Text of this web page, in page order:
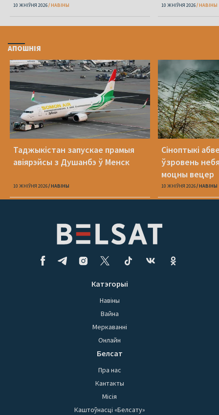
10 ЖНІЎНЯ 2026 НАВІНЫ 10 ЖНІЎНЯ 2026 НАВІНЫ
АПОШНІЯ
Таджыкістан запускае прамыя
авіярэйсы з Душанбэ ў Менск
10 ЖНІЎНЯ 2026 НАВІНЫ
Сіноптыкі
ўзровень
моцны вецер
10 ЖНІЎНЯ 2026 НАВІНЫ
Катэгорыі
Навіны
Вайна
Меркаванні
Онлайн
Белсат
Пра нас
Кантакты
Місія
Каштоўнасці «Белсату»